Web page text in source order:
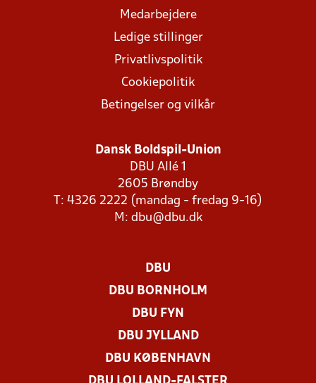
Medarbejdere
Ledige stillinger
Privatlivspolitik
Cookiepolitik
Betingelser og vilkår
Dansk Boldspil-Union
DBU Allé 1
2605 Brøndby
T: 4326 2222 (mandag - fredag 9-16)
M: dbu@dbu.dk
DBU
DBU BORNHOLM
DBU FYN
DBU JYLLAND
DBU KØBENHAVN